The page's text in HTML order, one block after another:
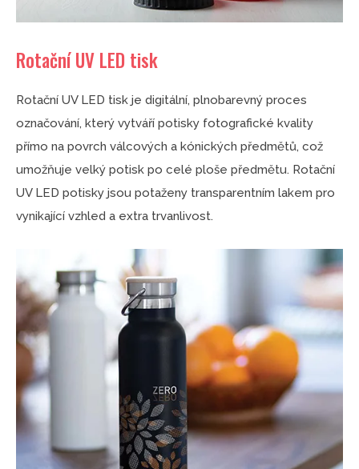
Rotační UV LED tisk
Rotační UV LED tisk je digitální, plnobarevný proces
označování, který vytváří potisky fotografické kvality
přímo na povrch válcových a kónických předmětů, což
umožňuje velký potisk po celé ploše předmětu. Rotační
UV LED potisky jsou potaženy transparentním lakem pro
vynikající vzhled a extra trvanlivost.